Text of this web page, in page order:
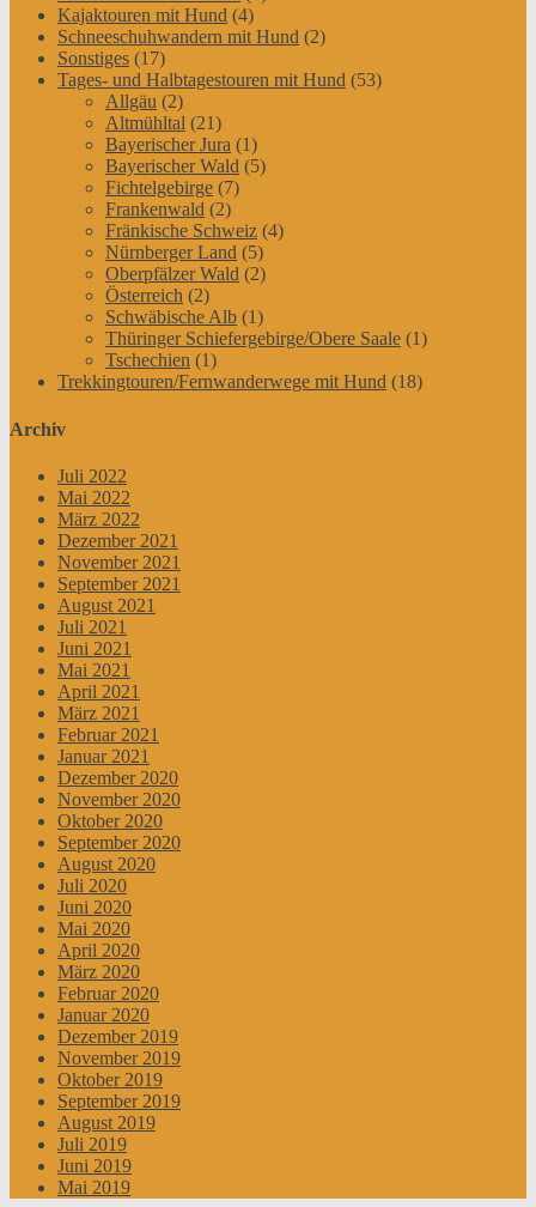
Kajaktouren mit Hund (4)
Schneeschuhwandern mit Hund (2)
Sonstiges (17)
Tages- und Halbtagestouren mit Hund (53)
Allgäu (2)
Altmühltal (21)
Bayerischer Jura (1)
Bayerischer Wald (5)
Fichtelgebirge (7)
Frankenwald (2)
Fränkische Schweiz (4)
Nürnberger Land (5)
Oberpfälzer Wald (2)
Österreich (2)
Schwäbische Alb (1)
Thüringer Schiefergebirge/Obere Saale (1)
Tschechien (1)
Trekkingtouren/Fernwanderwege mit Hund (18)
Archiv
Juli 2022
Mai 2022
März 2022
Dezember 2021
November 2021
September 2021
August 2021
Juli 2021
Juni 2021
Mai 2021
April 2021
März 2021
Februar 2021
Januar 2021
Dezember 2020
November 2020
Oktober 2020
September 2020
August 2020
Juli 2020
Juni 2020
Mai 2020
April 2020
März 2020
Februar 2020
Januar 2020
Dezember 2019
November 2019
Oktober 2019
September 2019
August 2019
Juli 2019
Juni 2019
Mai 2019